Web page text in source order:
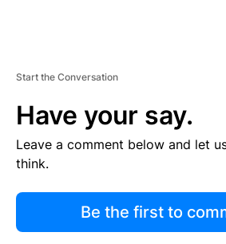
Start the Conversation
Have your say.
Leave a comment below and let
think.
Be the first to